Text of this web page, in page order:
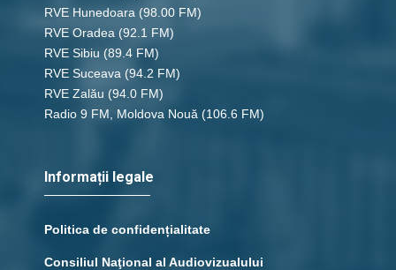
RVE Hunedoara (98.00 FM)
RVE Oradea (92.1 FM)
RVE Sibiu (89.4 FM)
RVE Suceava (94.2 FM)
RVE Zalău (94.0 FM)
Radio 9 FM, Moldova Nouă (106.6 FM)
Informații legale
Politica de confidențialitate
Consiliul Naţional al Audiovizualului